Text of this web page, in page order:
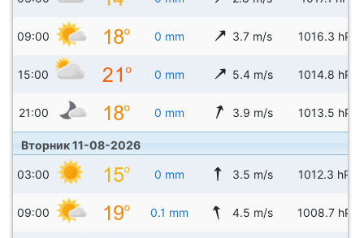
09:00 0 mm 3.7 m/s 1016.3 hPa
15:00 0 mm 5.4 m/s 1014.8 hPa
21:00 0 mm 3.9 m/s 1013.5 hPa
Вторник 11-08-2026
03:00 0 mm 3.5 m/s 1012.3 hPa
09:00 0.1 mm 4.5 m/s 1008.7 hPa